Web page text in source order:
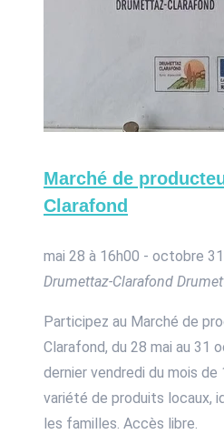
Marché de
Clarafond
mai 28 à 16h00 - octobre
Drumettaz-Clarafond
Participez au Marché de
Clarafond, du 28 mai au 31
dernier vendredi du mois de
variété de produits locaux,
les familles. Accès libre.